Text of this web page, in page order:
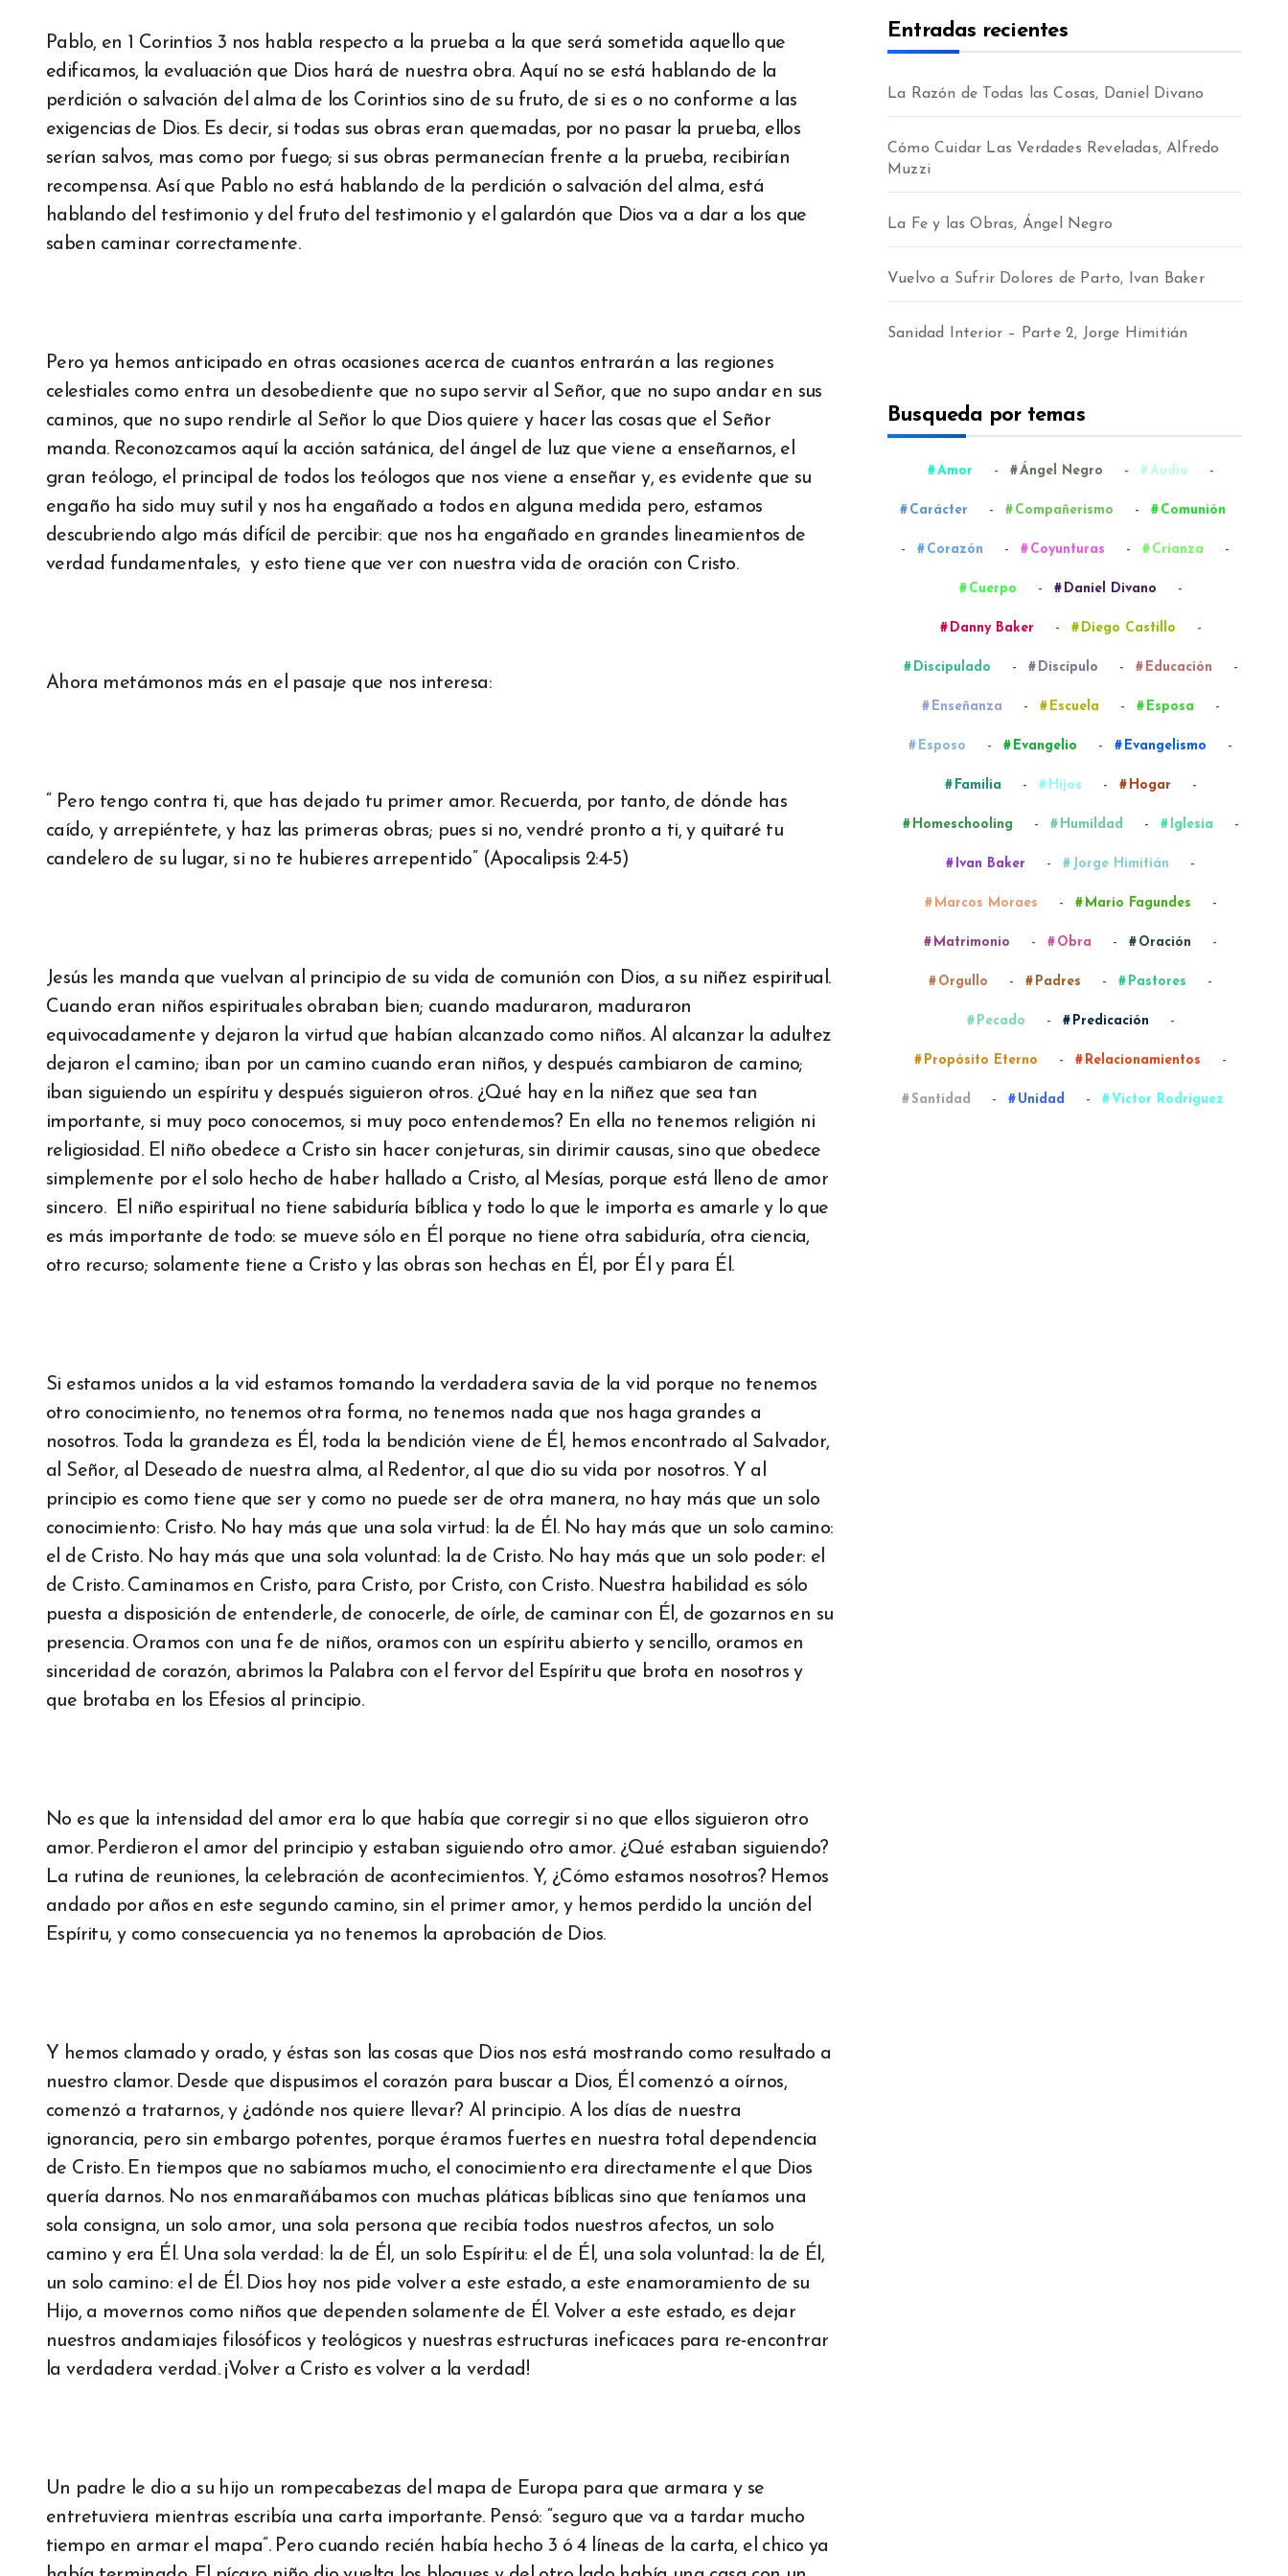
Pablo, en 1 Corintios 3 nos habla respecto a la prueba a la que será sometida aquello que
edificamos, la evaluación que Dios hará de nuestra obra. Aquí no se está hablando de la
perdición o salvación del alma de los Corintios sino de su fruto, de si es o no conforme a las
exigencias de Dios. Es decir, si todas sus obras eran quemadas, por no pasar la prueba, ellos
serían salvos, mas como por fuego; si sus obras permanecían frente a la prueba, recibirían
recompensa. Así que Pablo no está hablando de la perdición o salvación del alma, está
hablando del testimonio y del fruto del testimonio y el galardón que Dios va a dar a los que
saben caminar correctamente.
Pero ya hemos anticipado en otras ocasiones acerca de cuantos entrarán a las regiones
celestiales como entra un desobediente que no supo servir al Señor, que no supo andar en sus
caminos, que no supo rendirle al Señor lo que Dios quiere y hacer las cosas que el Señor
manda. Reconozcamos aquí la acción satánica, del ángel de luz que viene a enseñarnos, el
gran teólogo, el principal de todos los teólogos que nos viene a enseñar y, es evidente que su
engaño ha sido muy sutil y nos ha engañado a todos en alguna medida pero, estamos
descubriendo algo más difícil de percibir: que nos ha engañado en grandes lineamientos de
verdad fundamentales, y esto tiene que ver con nuestra vida de oración con Cristo.
Ahora metámonos más en el pasaje que nos interesa:
“ Pero tengo contra ti, que has dejado tu primer amor. Recuerda, por tanto, de dónde has
caído, y arrepiéntete, y haz las primeras obras; pues si no, vendré pronto a ti, y quitaré tu
candelero de su lugar, si no te hubieres arrepentido” (Apocalipsis 2:4-5)
Jesús les manda que vuelvan al principio de su vida de comunión con Dios, a su niñez espiritual.
Cuando eran niños espirituales obraban bien; cuando maduraron, maduraron
equivocadamente y dejaron la virtud que habían alcanzado como niños. Al alcanzar la adultez
dejaron el camino; iban por un camino cuando eran niños, y después cambiaron de camino;
iban siguiendo un espíritu y después siguieron otros. ¿Qué hay en la niñez que sea tan
importante, si muy poco conocemos, si muy poco entendemos? En ella no tenemos religión ni
religiosidad. El niño obedece a Cristo sin hacer conjeturas, sin dirimir causas, sino que obedece
simplemente por el solo hecho de haber hallado a Cristo, al Mesías, porque está lleno de amor
sincero. El niño espiritual no tiene sabiduría bíblica y todo lo que le importa es amarle y lo que
es más importante de todo: se mueve sólo en Él porque no tiene otra sabiduría, otra ciencia,
otro recurso; solamente tiene a Cristo y las obras son hechas en Él, por Él y para Él.
Si estamos unidos a la vid estamos tomando la verdadera savia de la vid porque no tenemos
otro conocimiento, no tenemos otra forma, no tenemos nada que nos haga grandes a
nosotros. Toda la grandeza es Él, toda la bendición viene de Él, hemos encontrado al Salvador,
al Señor, al Deseado de nuestra alma, al Redentor, al que dio su vida por nosotros. Y al
principio es como tiene que ser y como no puede ser de otra manera, no hay más que un solo
conocimiento: Cristo. No hay más que una sola virtud: la de Él. No hay más que un solo camino:
el de Cristo. No hay más que una sola voluntad: la de Cristo. No hay más que un solo poder: el
de Cristo. Caminamos en Cristo, para Cristo, por Cristo, con Cristo. Nuestra habilidad es sólo
puesta a disposición de entenderle, de conocerle, de oírle, de caminar con Él, de gozarnos en su
presencia. Oramos con una fe de niños, oramos con un espíritu abierto y sencillo, oramos en
sinceridad de corazón, abrimos la Palabra con el fervor del Espíritu que brota en nosotros y
que brotaba en los Efesios al principio.
No es que la intensidad del amor era lo que había que corregir si no que ellos siguieron otro
amor. Perdieron el amor del principio y estaban siguiendo otro amor. ¿Qué estaban siguiendo?
La rutina de reuniones, la celebración de acontecimientos. Y, ¿Cómo estamos nosotros? Hemos
andado por años en este segundo camino, sin el primer amor, y hemos perdido la unción del
Espíritu, y como consecuencia ya no tenemos la aprobación de Dios.
Y hemos clamado y orado, y éstas son las cosas que Dios nos está mostrando como resultado a
nuestro clamor. Desde que dispusimos el corazón para buscar a Dios, Él comenzó a oírnos,
comenzó a tratarnos, y ¿adónde nos quiere llevar? Al principio. A los días de nuestra
ignorancia, pero sin embargo potentes, porque éramos fuertes en nuestra total dependencia
de Cristo. En tiempos que no sabíamos mucho, el conocimiento era directamente el que Dios
quería darnos. No nos enmarañábamos con muchas pláticas bíblicas sino que teníamos una
sola consigna, un solo amor, una sola persona que recibía todos nuestros afectos, un solo
camino y era Él. Una sola verdad: la de Él, un solo Espíritu: el de Él, una sola voluntad: la de Él,
un solo camino: el de Él. Dios hoy nos pide volver a este estado, a este enamoramiento de su
Hijo, a movernos como niños que dependen solamente de Él. Volver a este estado, es dejar
nuestros andamiajes filosóficos y teológicos y nuestras estructuras ineficaces para re-encontrar
la verdadera verdad. ¡Volver a Cristo es volver a la verdad!
Un padre le dio a su hijo un rompecabezas del mapa de Europa para que armara y se
entretuviera mientras escribía una carta importante. Pensó: “seguro que va a tardar mucho
tiempo en armar el mapa”. Pero cuando recién había hecho 3 ó 4 líneas de la carta, el chico ya
Entradas recientes
La Razón de Todas las Cosas, Daniel Divano
Cómo Cuidar Las Verdades Reveladas, Alfredo
Muzzi
La Fe y las Obras, Ángel Negro
Vuelvo a Sufrir Dolores de Parto, Ivan Baker
Sanidad Interior – Parte 2, Jorge Himitián
Busqueda por temas
Amor - Ángel Negro - Audio -
Carácter - Compañerismo - Comunión
- Corazón - Coyunturas - Crianza -
Cuerpo - Daniel Divano -
Danny Baker - Diego Castillo -
Discipulado - Discípulo - Educación -
Enseñanza - Escuela - Esposa -
Esposo - Evangelio - Evangelismo -
Familia - Hijos - Hogar -
Homeschooling - Humildad - Iglesia -
Ivan Baker - Jorge Himitián -
Marcos Moraes - Mario Fagundes -
Matrimonio - Obra - Oración -
Orgullo - Padres - Pastores -
Pecado - Predicación -
Propósito Eterno - Relacionamientos -
Santidad - Unidad - Víctor Rodríguez